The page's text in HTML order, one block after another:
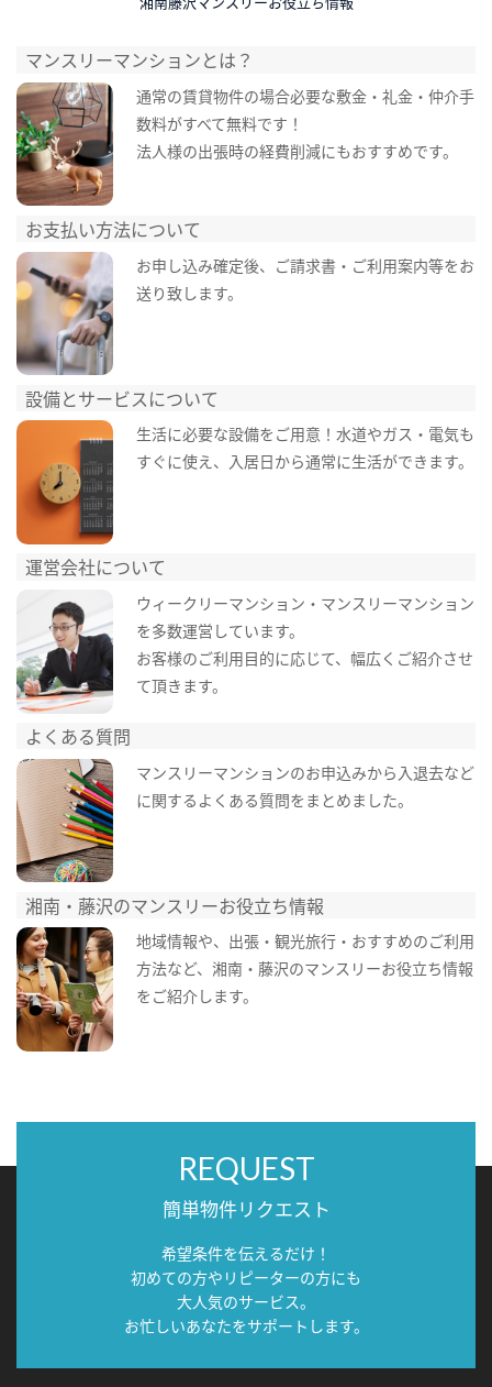
マンスリーマンションとは？
通常の賃貸物件の場合必要な敷金・礼金・仲介手
数料がすべて無料です！
法人様の出張時の経費削減にもおすすめです。
お支払い方法について
お申し込み確定後、ご請求書・ご利用案内等をお
送り致します。
設備とサービスについて
生活に必要な設備をご用意！水道やガス・電気も
すぐに使え、入居日から通常に生活ができます。
運営会社について
ウィークリーマンション・マンスリーマンション
を多数運営しています。
お客様のご利用目的に応じて、幅広くご紹介させ
て頂きます。
よくある質問
マンスリーマンションのお申込みから入退去など
に関するよくある質問をまとめました。
湘南・藤沢のマンスリーお役立ち情報
地域情報や、出張・観光旅行・おすすめのご利用
方法など、湘南・藤沢のマンスリーお役立ち情報
をご紹介します。
REQUEST
簡単物件リクエスト
希望条件を伝えるだけ！
初めての方やリピーターの方にも
大人気のサービス。
お忙しいあなたをサポートします。